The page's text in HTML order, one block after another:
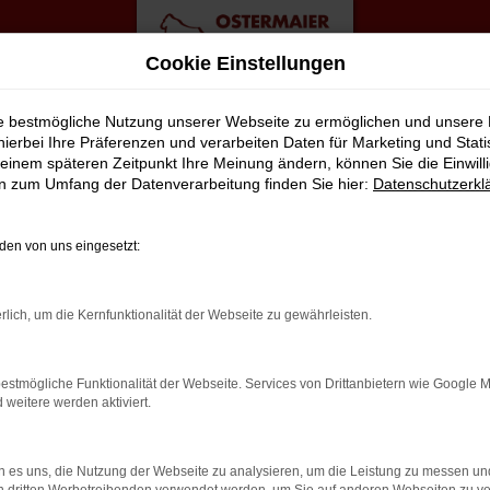
Angebote
FÜR HAMBURG?
viele Vorschläge rund um die Mobilität. Das gilt natürlich
Fahrzeug, das perfekt zu nahezu jedem Anspruch in
liegt auf der Hand, denn so erhalten Sie Ihren VW T-
Klingt gut? Dann kontaktieren Sie uns noch heute.
Cookie Einstellungen
bestmögliche Nutzung unserer Webseite zu ermöglichen und unsere
Ihre Präferenzen und verarbeiten Daten für Marketing und
späteren Zeitpunkt Ihre Meinung ändern, können Sie die
zum Umfang der Datenverarbeitung finden Sie hier:
von uns eingesetzt:
um die Kernfunktionalität der Webseite zu gewährleisten.
Funktionalität der Webseite. Services von Drittanbietern wie Google
weitere werden aktiviert.
es uns, die Nutzung der Webseite zu analysieren, um die Leistung zu messen